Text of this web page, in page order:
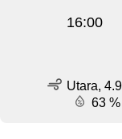
16:00
Utara,
63 %